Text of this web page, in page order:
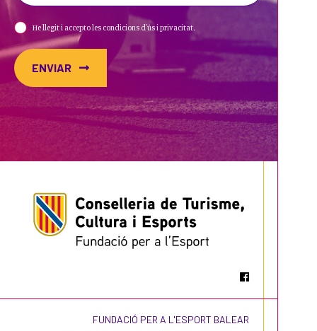
He llegit i accepto les condicions d'ús i privacitat.
ENVIAR
FUNDACIÓ PER A L'ESPORT BALEAR